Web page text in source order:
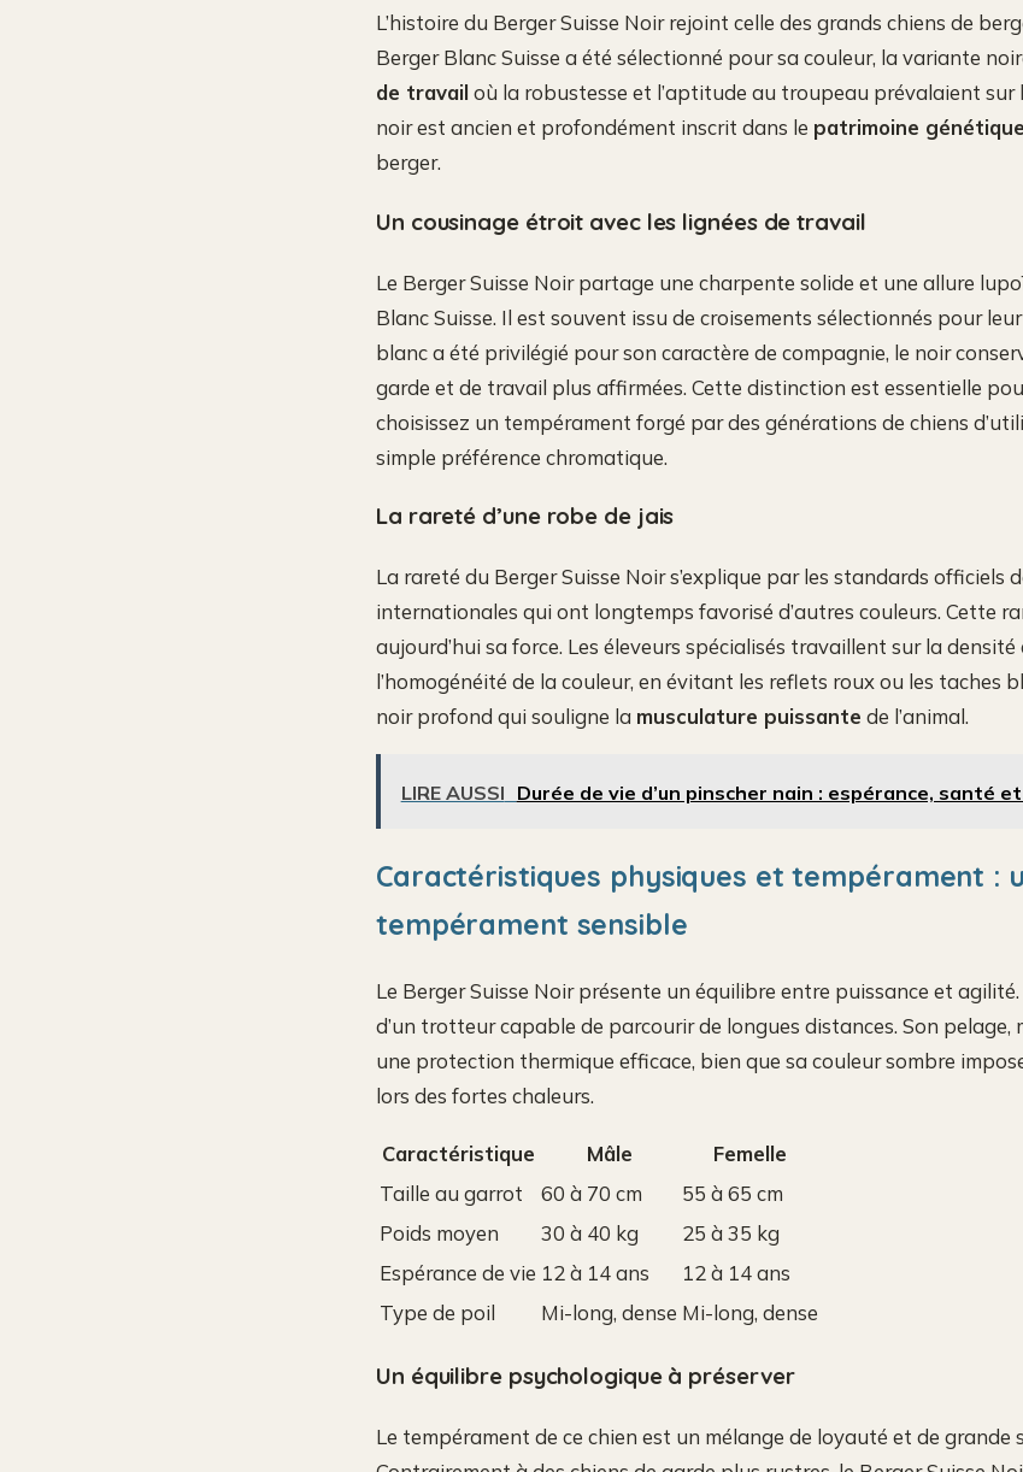
L’histoire du Berger Suisse Noir rejoint celle des grands chiens de
Berger Blanc Suisse a été sélectionné pour sa couleur, la variante
de travail où la robustesse et l’aptitude au troupeau prévalaient sur
noir est ancien et profondément inscrit dans le patrimoine génétique
berger.
Un cousinage étroit avec les lignées de travail
Le Berger Suisse Noir partage une charpente solide et une allure
Blanc Suisse. Il est souvent issu de croisements sélectionnés pour
blanc a été privilégié pour son caractère de compagnie, le noir
garde et de travail plus affirmées. Cette distinction est essentielle
choisissez un tempérament forgé par des générations de chiens
simple préférence chromatique.
La rareté d’une robe de jais
La rareté du Berger Suisse Noir s’explique par les standards officiels
internationales qui ont longtemps favorisé d’autres couleurs. Cette
aujourd’hui sa force. Les éleveurs spécialisés travaillent sur la
l’homogénéité de la couleur, en évitant les reflets roux ou les taches
noir profond qui souligne la musculature puissante de l’animal.
LIRE AUSSI Durée de vie d’un pinscher nain : espérance, santé
Caractéristiques physiques et tempérament :
tempérament sensible
Le Berger Suisse Noir présente un équilibre entre puissance et
d’un trotteur capable de parcourir de longues distances. Son pelage,
une protection thermique efficace, bien que sa couleur sombre
lors des fortes chaleurs.
Caractéristique Mâle
Femelle
Taille au garrot
60 à 70 cm
55 à 65 cm
Poids moyen
30 à 40 kg
25 à 35 kg
Espérance de vie 12 à 14 ans
12 à 14 ans
Type de poil
Mi-long, dense Mi-long, dense
Un équilibre psychologique à préserver
Le tempérament de ce chien est un mélange de loyauté et de grande